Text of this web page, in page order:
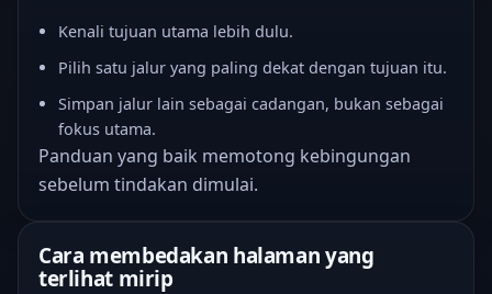
Kenali tujuan utama lebih dulu.
Pilih satu jalur yang paling dekat dengan tujuan itu.
Simpan jalur lain sebagai cadangan, bukan sebagai
fokus utama.
Panduan yang baik memotong kebingungan
sebelum tindakan dimulai.
Cara membedakan halaman yang
terlihat mirip